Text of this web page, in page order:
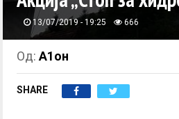
13/07/2019 - 19:25 666
Од: А1он
SHARE